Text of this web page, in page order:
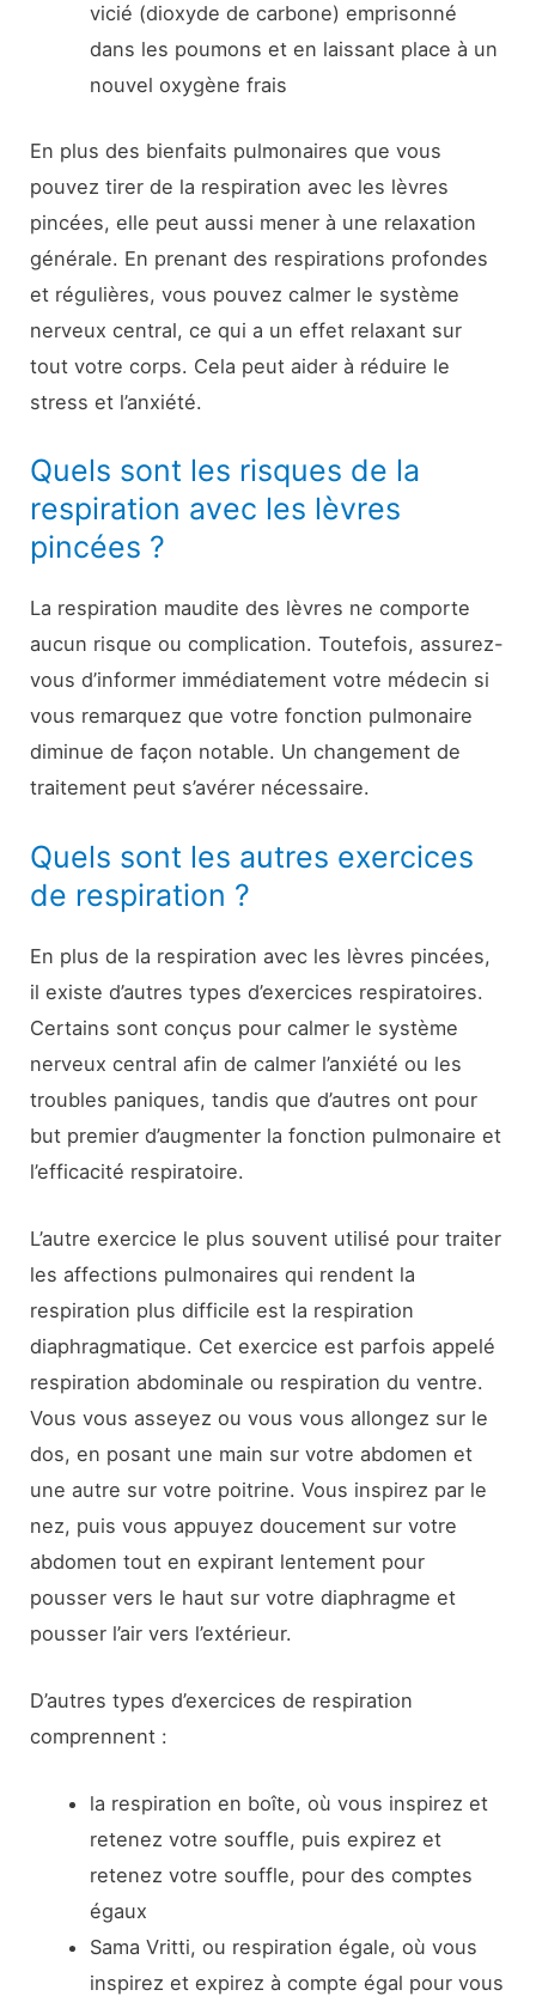
vicié (dioxyde de carbone) emprisonné
dans les poumons et en laissant place à un
nouvel oxygène frais
En plus des bienfaits pulmonaires que vous
pouvez tirer de la respiration avec les lèvres
pincées, elle peut aussi mener à une relaxation
générale. En prenant des respirations profondes
et régulières, vous pouvez calmer le système
nerveux central, ce qui a un effet relaxant sur
tout votre corps. Cela peut aider à réduire le
stress et l’anxiété.
Quels sont les risques de la
respiration avec les lèvres
pincées ?
La respiration maudite des lèvres ne comporte
aucun risque ou complication. Toutefois, assurez-
vous d’informer immédiatement votre médecin si
vous remarquez que votre fonction pulmonaire
diminue de façon notable. Un changement de
traitement peut s’avérer nécessaire.
Quels sont les autres exercices
de respiration ?
En plus de la respiration avec les lèvres pincées,
il existe d’autres types d’exercices respiratoires.
Certains sont conçus pour calmer le système
nerveux central afin de calmer l’anxiété ou les
troubles paniques, tandis que d’autres ont pour
but premier d’augmenter la fonction pulmonaire et
l’efficacité respiratoire.
L’autre exercice le plus souvent utilisé pour traiter
les affections pulmonaires qui rendent la
respiration plus difficile est la respiration
diaphragmatique. Cet exercice est parfois appelé
respiration abdominale ou respiration du ventre.
Vous vous asseyez ou vous vous allongez sur le
dos, en posant une main sur votre abdomen et
une autre sur votre poitrine. Vous inspirez par le
nez, puis vous appuyez doucement sur votre
abdomen tout en expirant lentement pour
pousser vers le haut sur votre diaphragme et
pousser l’air vers l’extérieur.
D’autres types d’exercices de respiration
comprennent :
la respiration en boîte, où vous inspirez et
retenez votre souffle, puis expirez et
retenez votre souffle, pour des comptes
égaux
Sama Vritti, ou respiration égale, où vous
inspirez et expirez à compte égal pour vous